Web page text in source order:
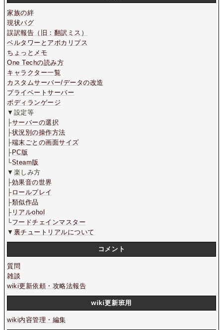
家族の絆
現状バグ
誤訳報告（旧：翻訳ミス）
ベルタワーとアポカリプス
ちょっとメモ
One Techの読み方
キャラクター一覧
カスタムサーバー/データの改造
プライベートサーバー
ボディランゲージ
▼設定等
├サーバーの選択
├状況別の操作方法
├端末ごとの画面サイズ
├PC版
└Steam版
▼楽しみ方
├効果音の世界
├ロールプレイ
├類似作品
├リアルohol
└フードチェインマスター
▼ 裏チュートリアルについて
コメント
質問
雑談
wiki更新依頼・攻略法報告
wiki更新班用
wiki内容管理・編集